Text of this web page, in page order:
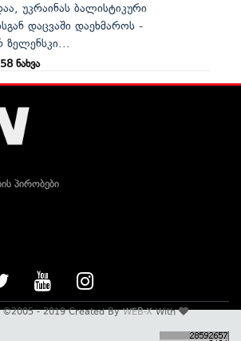
უკრაინას ბალისტიკური
დაცვაში დაეხმაროს -
ნახვა
პირობები
©2005 - 2019 Created ByWEB-XWith